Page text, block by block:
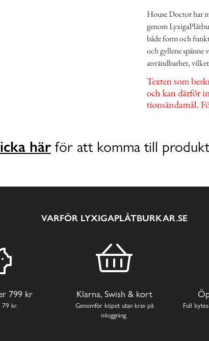
House Doctor har
genom
både form och
och gyllene spänne
användbarhet,
här för att komma till
VARFÖR LYXIGAPLÅTBURKAR.SE
799 kr
79 kr.
Klarna, Swish & kort
Genomför köpet utan krav på
inloggning.
Full